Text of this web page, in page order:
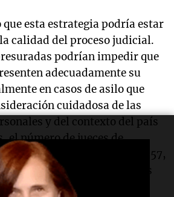
que esta estrategia podría estar
calidad del proceso judicial.
podrían impedir que
adecuadamente su
en casos de asilo que
cuidadosa de las
y del contexto del país
el número de jueces de
pasando de 735 a 557,
a la congestión de los